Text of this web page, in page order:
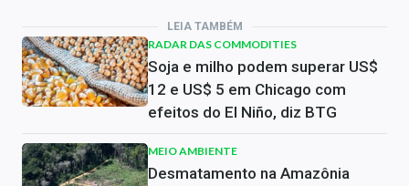
LEIA TAMBÉM
RADAR DAS COMMODITIES
Soja e milho podem superar US$
12 e US$ 5 em Chicago com
efeitos do El Niño, diz BTG
MEIO AMBIENTE
Desmatamento na Amazônia